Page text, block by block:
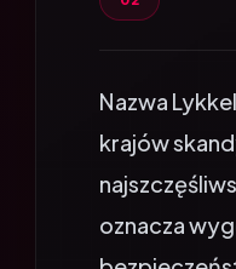
krajów
oznacza